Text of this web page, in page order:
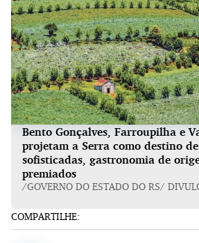
Bento Gonçalves, Farroupilha e
projetam a Serra como destino
sofisticadas, gastronomia de
premiados
/GOVERNO DO ESTADO DO RS/
COMPARTILHE: